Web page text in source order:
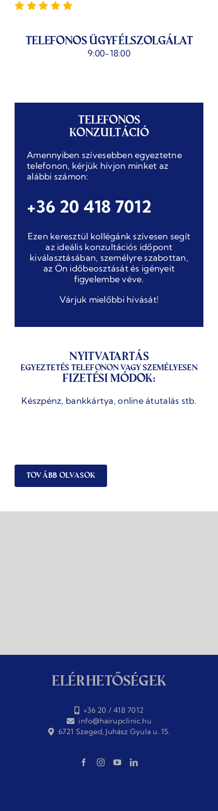
Telefonos Ügyfélszolgálat
9:00-18:00
Telefonos
konzultáció
Amennyiben szívesebben egyeztetne
telefonon, kérjük hívjon minket az
alábbi számon:
+36 20 418 7012
Ezen keresztül kollégánk szívesen segít
az ideális konzultációs időpont
kiválasztásában, személyre szabottan,
az Ön időbeosztását és igényeit
figyelembe véve.
Várjuk mielőbbi hívását!
NYITVATARTÁS
Egyeztetés telefonon vagy személyesen
Fizetési módok:
Készpénz, bankkártya, online átutalás stb.
Tovább olvasok
Elérhetőségek
+36 20 / 418 7012
info@hairupclinic.hu
6721 Szeged, Juhász Gyula u. 15.